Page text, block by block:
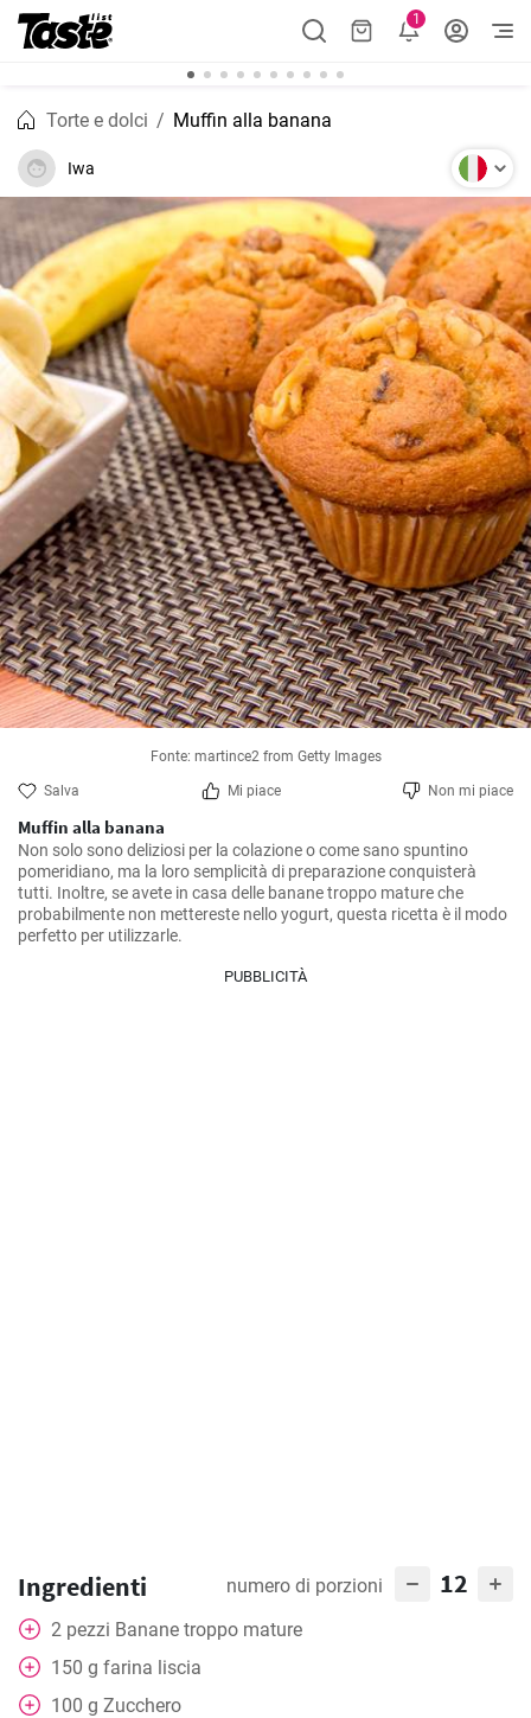
1
Torte e dolci Muffin alla banana
Iwa
Fonte: martince2 from Getty Images
Salva Mi piace Non mi piace
Muffin alla banana
Non solo sono deliziosi per la colazione o come sano spuntino
pomeridiano, ma la loro semplicità di preparazione conquisterà
tutti. Inoltre, se avete in casa delle banane troppo mature che
probabilmente non mettereste nello yogurt, questa ricetta è il modo
perfetto per utilizzarle.
PUBBLICITÀ
Ingredienti numero di porzioni 12
2 pezzi Banane troppo mature
150 g farina liscia
100 g Zucchero